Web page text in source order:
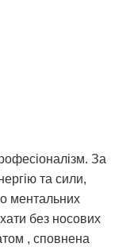
За
та сили,
ментальних
без носових
, сповнена